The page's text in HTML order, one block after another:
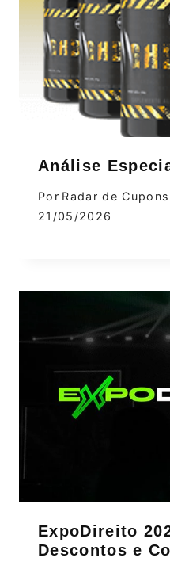
Análise
Por Radar de
21/05/2026
ExpoDireito
Descontos e